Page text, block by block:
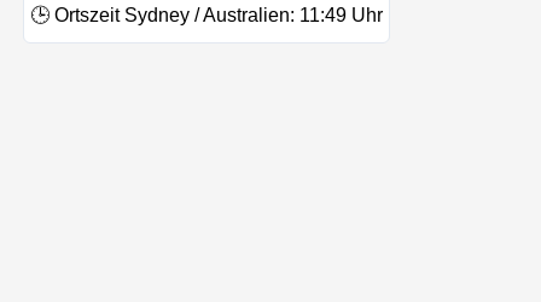
🕒 Ortszeit Sydney / Australien: 11:49 Uhr